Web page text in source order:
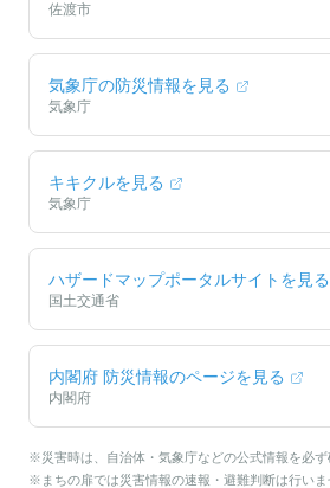
佐渡市
気象庁の防災情報を見る
気象庁
キキクルを見る
気象庁
ハザードマップポータルサイトを見る
国土交通省
内閣府 防災情報のページを見る
内閣府
※災害時は、自治体・気象庁などの公式情報を必ず
※まちの扉では災害情報の速報・避難判断は行いま